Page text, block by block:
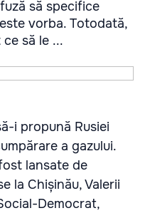
să specifice
vorba. Totodată,
să le ...
i propună Rusiei
a gazului.
lansate de
la Chișinău, Valerii
Democrat,